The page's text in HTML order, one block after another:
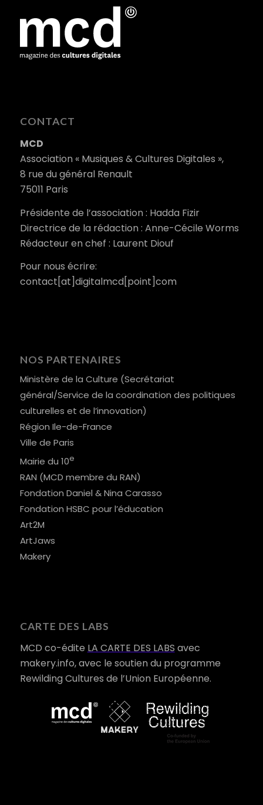
CONTACT
MCD
Association « Musiques & Cultures Digitales »,
8 rue du général Renault
75011 Paris
Présidente de l’association : Hadda Fizir
Directrice de la rédaction : Anne-Cécile Worms
Rédacteur en chef : Laurent Diouf
Pour nous écrire:
contact[at]digitalmcd[point]com
NOS PARTENAIRES
Ministère de la Culture (Secrétariat
général/Service de la coordination des politiques
culturelles et de l’innovation)
Région Ile-de-France
Ville de Paris
Mairie du 10e
RAN (MCD membre du RAN)
Fondation Daniel & Nina Carasso
Fondation HSBC pour l’éducation
Art2M
ArtJaws
Makery
CARTE DES LABS
MCD co-édite LA CARTE DES LABS avec
makery.info, avec le soutien du programme
Rewilding Cultures de l’Union Européenne.